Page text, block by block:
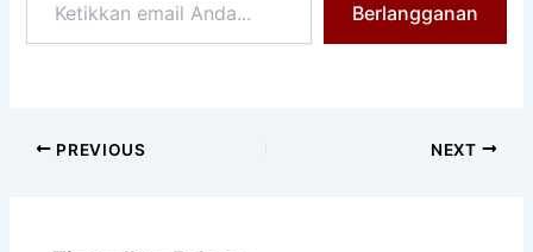
email
Anda...
Berlangganan
PREVIOUS NEXT